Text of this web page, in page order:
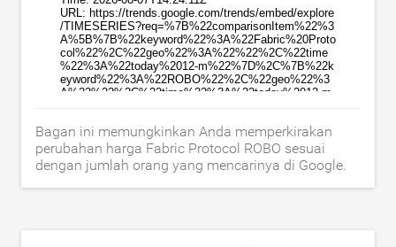
Bagan ini memungkinkan Anda memperkirakan
perubahan harga Fabric Protocol ROBO sesuai
dengan jumlah orang yang mencarinya di Google.